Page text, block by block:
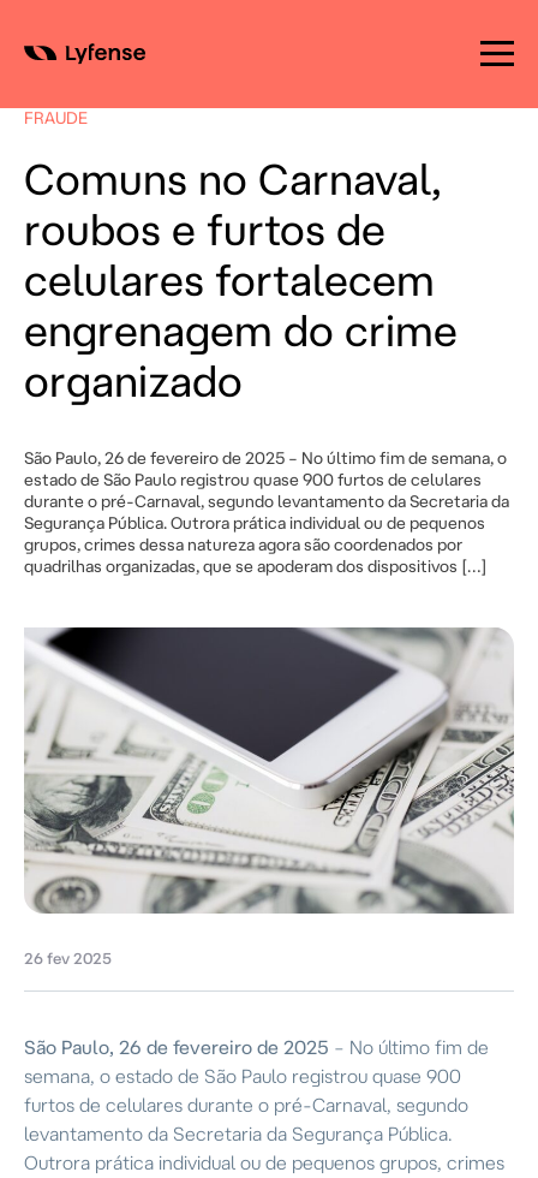
to FRAUDE
Comuns no Carnaval,
roubos e furtos de
celulares fortalecem
engrenagem do crime
organizado
São Paulo, 26 de fevereiro de 2025 – No último fim de semana, o
estado de São Paulo registrou quase 900 furtos de celulares
durante o pré-Carnaval, segundo levantamento da Secretaria da
Segurança Pública. Outrora prática individual ou de pequenos
grupos, crimes dessa natureza agora são coordenados por
quadrilhas organizadas, que se apoderam dos dispositivos […]
26 fev 2025
São Paulo, 26 de fevereiro de 2025 – No último fim de
semana, o estado de São Paulo registrou quase 900
furtos de celulares durante o pré-Carnaval, segundo
levantamento da Secretaria da Segurança Pública.
Outrora prática individual ou de pequenos grupos, crimes